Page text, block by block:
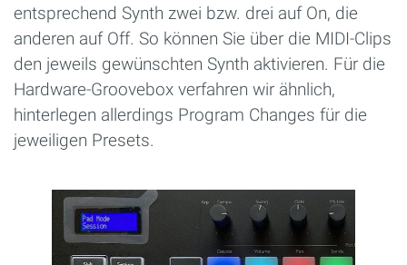
entsprechend Synth zwei bzw. drei auf On, die
anderen auf Off. So können Sie über die MIDI-Clips
den jeweils gewünschten Synth aktivieren. Für die
Hardware-Groovebox verfahren wir ähnlich,
hinterlegen allerdings Program Changes für die
jeweiligen Presets.